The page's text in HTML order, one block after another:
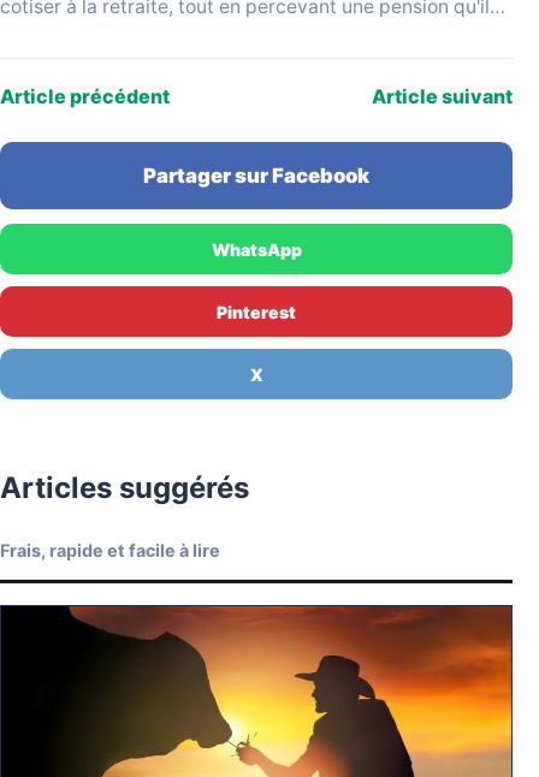
cotiser à la retraite, tout en percevant une pension qu'il
Article précédent Article suivant
Partager sur Facebook
WhatsApp
Pinterest
X
Articles suggérés
Frais, rapide et facile à lire